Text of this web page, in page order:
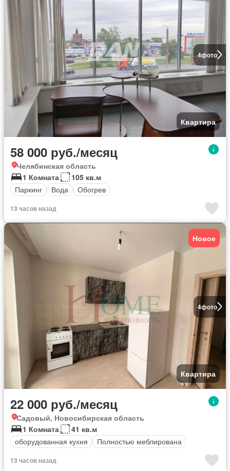
4фото
Квартира
58 000 руб./месяц
Челябинская область
1 Комната
105 кв.м
Паркинг
Вода Обогрев
13 часов назад
4фото
Новое
Квартира
22 000 руб./месяц
Садовый, Новосибирская область
1 Комната
41 кв.м
оборудованная кухня
Полностью меблирована
13 часов назад